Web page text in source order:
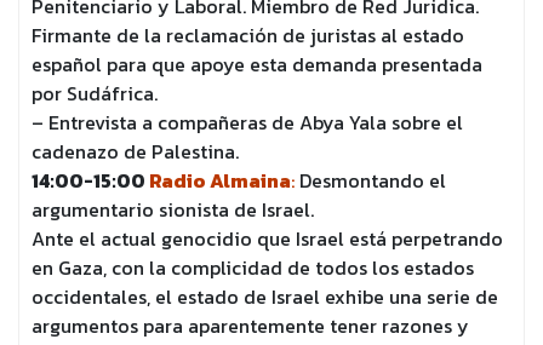
Penitenciario y Laboral. Miembro de Red Juridica.
Firmante de la reclamación de juristas al estado
español para que apoye esta demanda presentada
por Sudáfrica.
– Entrevista a compañeras de Abya Yala sobre el
cadenazo de Palestina.
14:00-15:00 Radio Almaina: Desmontando el
argumentario sionista de Israel.
Ante el actual genocidio que Israel está perpetrando
en Gaza, con la complicidad de todos los estados
occidentales, el estado de Israel exhibe una serie de
argumentos para aparentemente tener razones y